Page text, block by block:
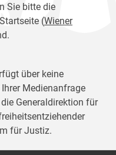
Sie bitte die
(Wiener
über keine
Medienanfrage
Generaldirektion für
für Justiz.